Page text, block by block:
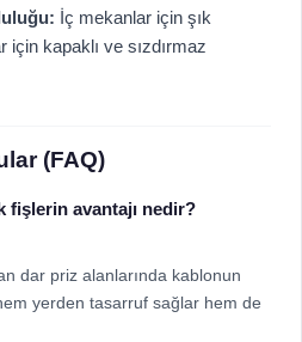
İç mekanlar için şık
için kapaklı ve sızdırmaz
(FAQ)
fişlerin avantajı nedir?
dar priz alanlarında kablonun
yerden tasarruf sağlar hem de